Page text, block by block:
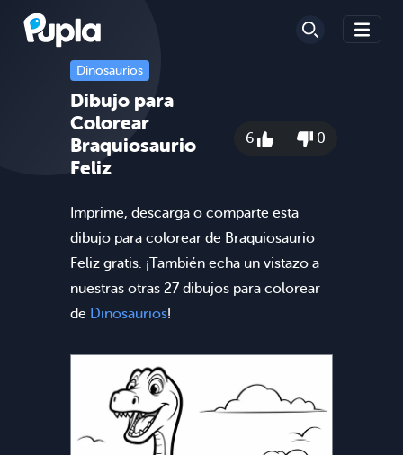
Dinosaurios
Dibujo para
Colorear
Braquiosaurio
Feliz
6 0
Imprime, descarga o comparte esta
dibujo para colorear de Braquiosaurio
Feliz gratis. ¡También echa un vistazo a
nuestras otras 27 dibujos para colorear
de Dinosaurios!